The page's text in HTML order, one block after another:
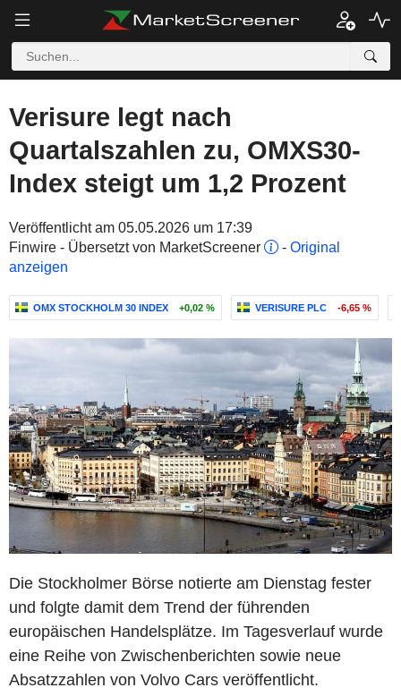
Verisure legt nach
Quartalszahlen zu, OMXS30-
Index steigt um 1,2 Prozent
Veröffentlicht am 05.05.2026 um 17:39
Finwire - Übersetzt von MarketScreener
- Original
anzeigen
OMX STOCKHOLM 30 INDEX +0,02 % VERISURE PLC -6,65 %
Die Stockholmer Börse notierte am Dienstag fester
und folgte damit dem Trend der führenden
europäischen Handelsplätze. Im Tagesverlauf wurde
eine Reihe von Zwischenberichten sowie neue
Absatzzahlen von Volvo Cars veröffentlicht.